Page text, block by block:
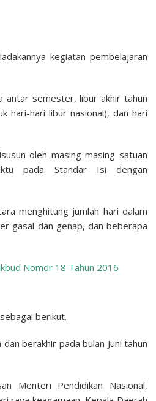
kegiatan pembelajaran
semester, libur akhir tahun
hari-hari libur nasional), dan hari
oleh masing-masing satuan
pada Standar Isi dengan
menghitung jumlah hari dalam
gasal dan genap, dan beberapa
Nomor 18 Tahun 2016
berikut.
berakhir pada bulan Juni tahun
Menteri Pendidikan Nasional,